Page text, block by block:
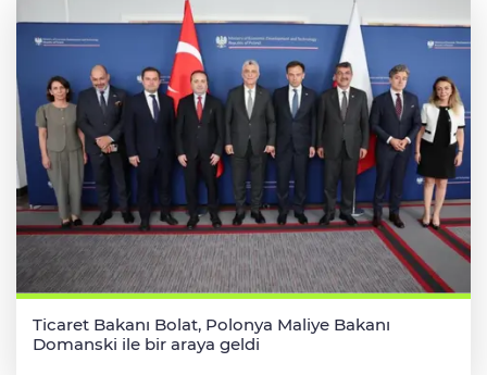
Ticaret Bakanı Bolat, Polonya Maliye Bakanı
Domanski ile bir araya geldi